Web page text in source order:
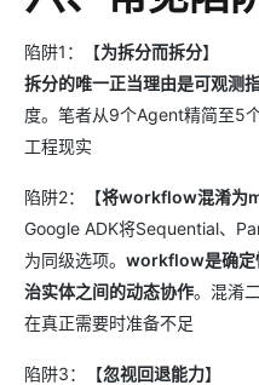
陷阱1：【为拆分而拆分】
拆分的唯一正当理由是可观测
度。笔者从9个Agent精简至5
工程现实
陷阱2：【将workflow混淆为
Google ADK将Sequential、
为同级选项。 workflow是确定
治实体之间的动态协作。混淆
在真正需要时准备不足
陷阱3：【忽视回退能力】